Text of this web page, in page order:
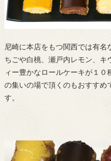
尼崎に本店をもつ関西では有
ちごや白桃、瀬戸内レモン、キ
ィー豊かなロールケーキが１
の集いの場で頂くのもおすすめ
す。